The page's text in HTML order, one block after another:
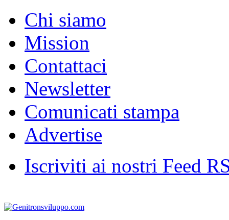
Chi siamo
Mission
Contattaci
Newsletter
Comunicati stampa
Advertise
Iscriviti ai nostri Feed